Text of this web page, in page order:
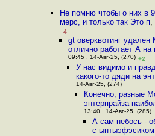
Не помню чтобы о них в
мерс, и только так Это п,
–4
gt оверквотинг
отлично работает А
09:45 , 14-Авг-25, (270) +2
У нас видимо и
какого-то дяди на
14-Авг-25, (274)
Конечно, разные
энтерпрайза
13:40 , 14-Авг-25, (285)
А сам небось -
с